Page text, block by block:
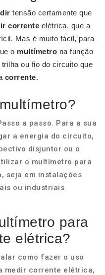
tensão certamente que
corrente elétrica, que a
Mas é muito fácil, para
o multímetro na função
ou fio do circuito que
corrente.
a passo. Para a sua
a energia do circuito,
disjuntor ou o
o multímetro para
seja em instalações
ou industriais.
para
elétrica?
como fazer o uso
medir corrente elétrica,